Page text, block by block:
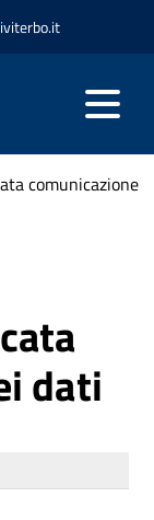
comunicazione
dati